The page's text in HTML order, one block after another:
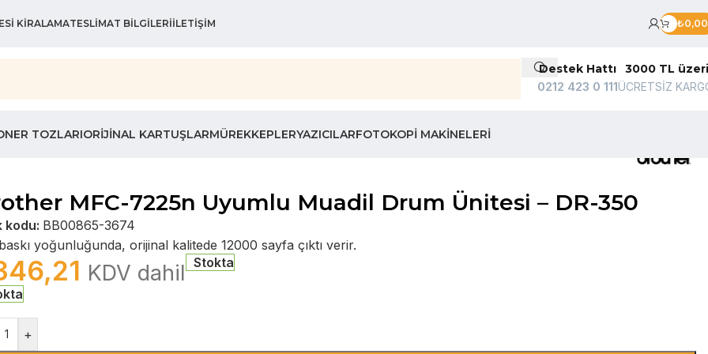
KIRALAMATESLIMAT BILGILERIİLETIŞIM ₺0,00
Destek Hattı
0212 423 0 111
3000 TL üzeri
ÜCRETSİZ
TOZLARIORIJINAL KARTUŞLARMÜREKKEPLERYAZICILARFOTOKOPI MAKINELERI
MFC-7225n Uyumlu Muadil Drum Ünitesi – DR-350
kodu: BB00865-3674
yoğunluğunda, orijinal kalitede 12000 sayfa çıktı verir.
KDV dahil Stokta
+